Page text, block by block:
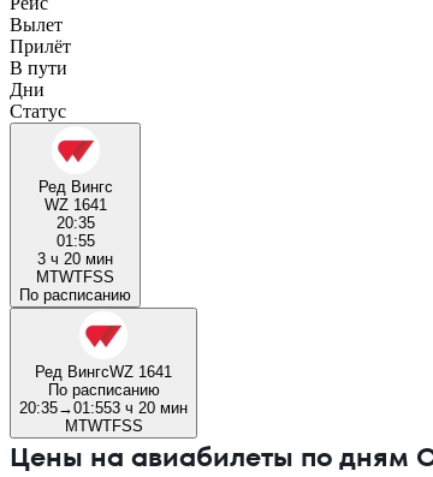
Вылет
Прилёт
В пути
Дни
Статус
Ред Вингс
WZ 1641
20:35
01:55
3 ч 20 мин
MTWTFSS
По расписанию
Ред ВингсWZ 1641
По расписанию
20:35→01:553 ч 20 мин
MTWTFSS
Цены на авиабилеты по дням